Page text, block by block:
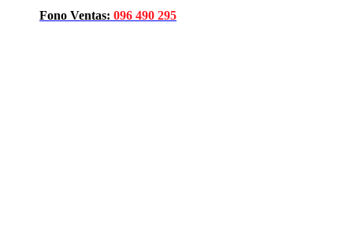
Fono Ventas: 096 490 295